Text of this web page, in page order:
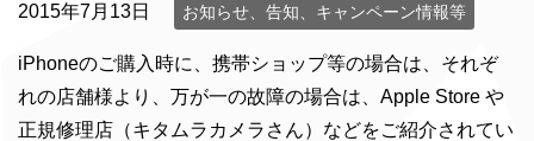
2015年7月13日 お知らせ、告知、キャンペーン情報等
iPhoneのご購入時に、携帯ショップ等の場合は、それぞ
れの店舗様より、万が一の故障の場合は、Apple Store や
正規修理店（キタムラカメラさん）などをご紹介されてい